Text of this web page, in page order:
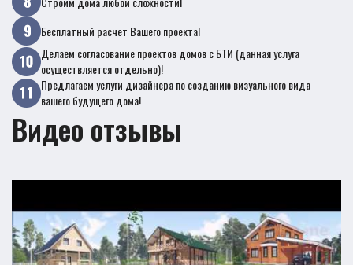
Бесплатный расчет Вашего проекта!
Делаем согласование проектов домов с БТИ (данная услуга
осуществляется отдельно)!
Предлагаем услуги дизайнера по созданию визуального вида
вашего будущего дома!
Видео отзывы